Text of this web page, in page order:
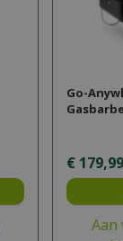
Go-
€ 179,99
Aan